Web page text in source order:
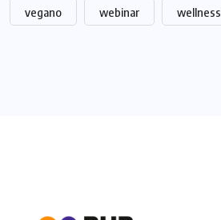
vegano webinar wellness